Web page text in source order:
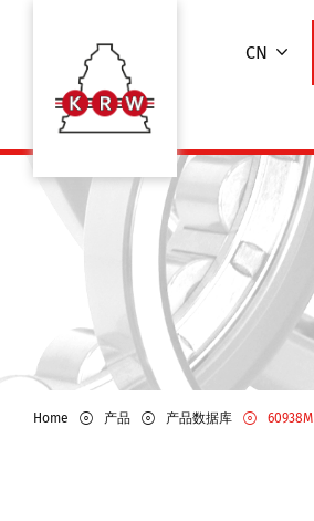
CN
Home 产品 产品数据库 60938M